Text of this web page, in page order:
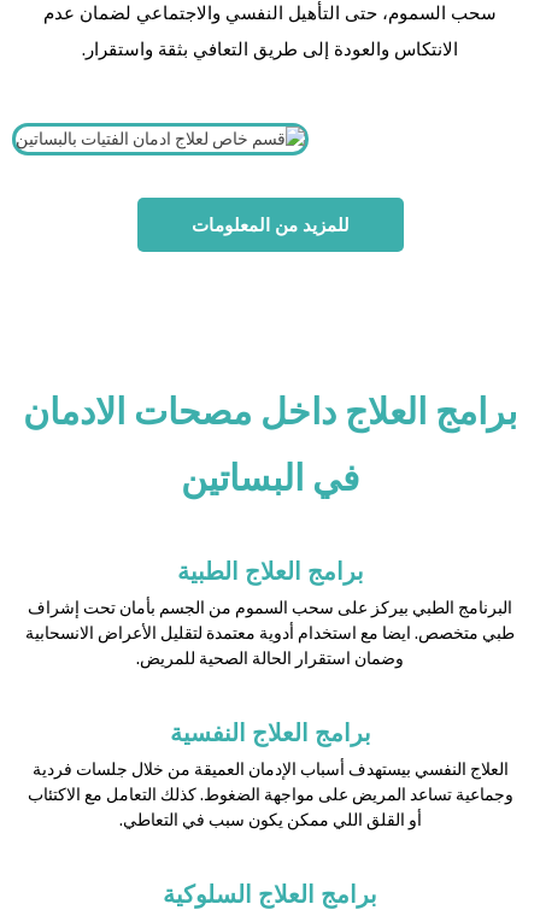
سحب السموم، حتى التأهيل النفسي والاجتماعي لضمان عدم
الانتكاس والعودة إلى طريق التعافي بثقة واستقرار.
للمزيد من المعلومات
برامج العلاج داخل مصحات الادمان
في البساتين
برامج العلاج الطبية
البرنامج الطبي بيركز على سحب السموم من الجسم بأمان تحت إشراف
طبي متخصص. ايضا مع استخدام أدوية معتمدة لتقليل الأعراض الانسحابية
وضمان استقرار الحالة الصحية للمريض.
برامج العلاج النفسية
العلاج النفسي بيستهدف أسباب الإدمان العميقة من خلال جلسات فردية
وجماعية تساعد المريض على مواجهة الضغوط. كذلك التعامل مع الاكتئاب
أو القلق اللي ممكن يكون سبب في التعاطي.
برامج العلاج السلوكية